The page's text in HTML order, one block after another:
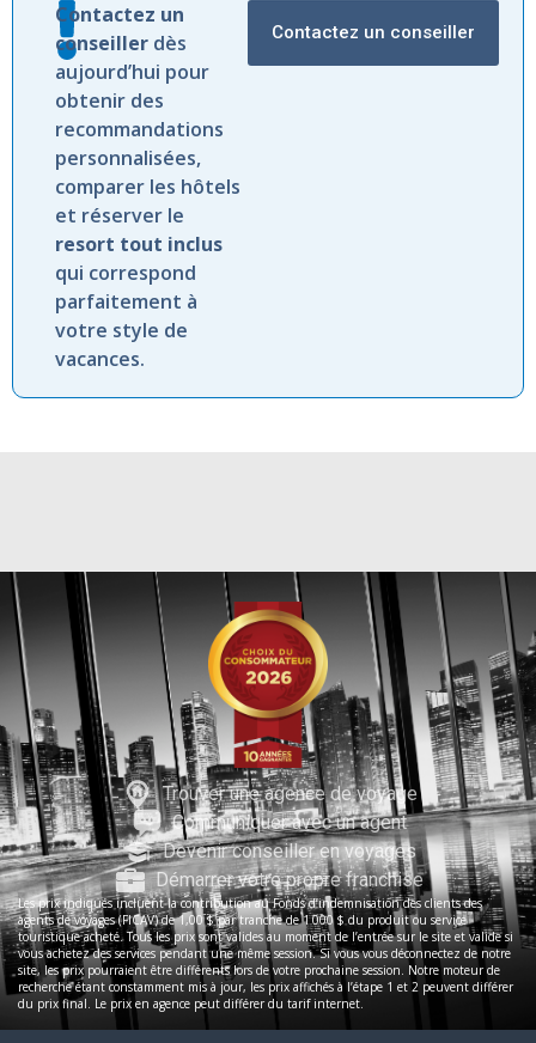
Contactez un
conseiller dès
aujourd’hui pour
obtenir des
recommandations
personnalisées,
comparer les hôtels
et réserver le
resort tout inclus
qui correspond
parfaitement à
votre style de
vacances.
Contactez un conseiller
Trouver une agence de voyage
Communiquer avec un agent
Devenir conseiller en voyages
Démarrer votre propre franchise
Les prix indiqués incluent la contribution au Fonds d’indemnisation des clients des
agents de voyages (FICAV) de 1,00 $ par tranche de 1 000 $ du produit ou service
touristique acheté. Tous les prix sont valides au moment de l’entrée sur le site et valide si
vous achetez des services pendant une même session. Si vous vous déconnectez de notre
site, les prix pourraient être différents lors de votre prochaine session. Notre moteur de
recherche étant constamment mis à jour, les prix affichés à l’étape 1 et 2 peuvent différer
du prix final. Le prix en agence peut différer du tarif internet.